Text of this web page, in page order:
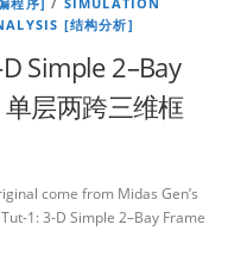
[结构分析]
Simple 2–Bay
层两跨三维框
come from Midas Gen’s
1: 3-D Simple 2–Bay Frame